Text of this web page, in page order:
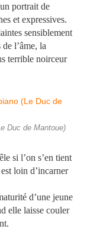
portrait de
et expressives.
sensiblement
l’âme, la
terrible noirceur
Duc de Mantoue)
si l’on s’en tient
loin d’incarner
d’une jeune
elle laisse couler